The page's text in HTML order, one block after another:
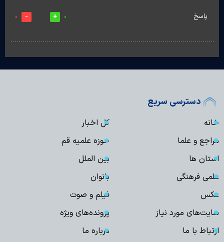
پاسخ 0
0
دسترسی سریع
خانه
کل اخبار
مراجع و علما
حوزه علمیه قم
استان ها
بین الملل
علمی فرهنگی
بانوان
عکس
فیلم و صوت
سایت‌های مورد نیاز
پرونده‌های ویژه
ارتباط با ما
درباره ما